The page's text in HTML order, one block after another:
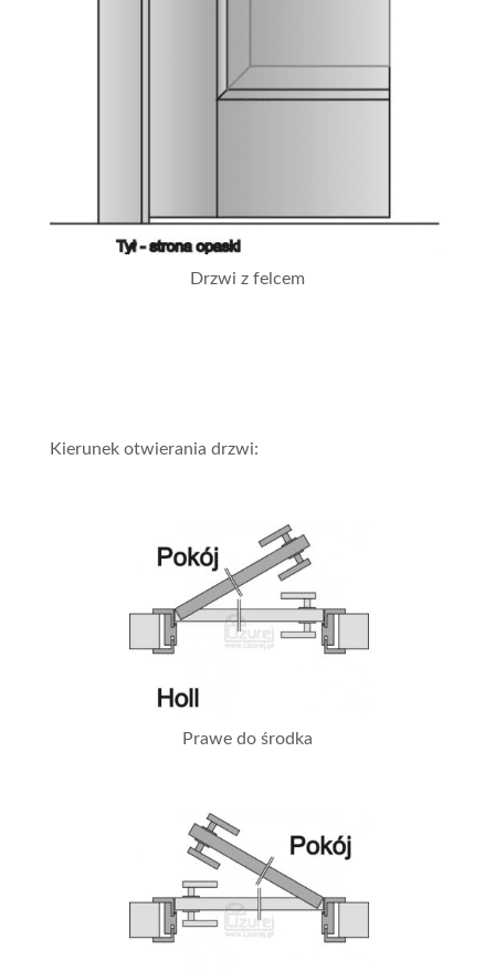
Drzwi z felcem
Kierunek otwierania drzwi:
Prawe do środka